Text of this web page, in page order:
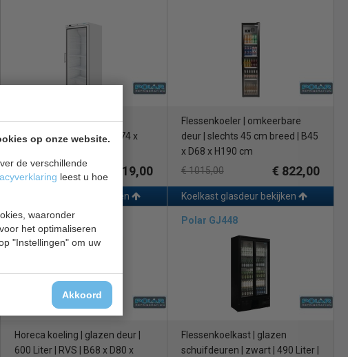
op onze website.
de verschillende
leest u hoe
waaronder
het optimaliseren
"Instellingen" om uw
Akkoord
Koelkast glasdeur | wit |
energieklasse A| B78 x D74 x
€ 1050,00
€ 819,00
Koelkast glasdeur bekijken
Flessenkoeler | omkeerbare
deur | slechts 45 cm breed | B45
x D68 x H190 cm
€ 1015,00
€ 822,00
Koelkast glasdeur bekijken
Polar CW197
Horeca koeling | glazen deur |
600 Liter | RVS | B68 x D80 x
Polar GJ448
Flessenkoelkast | glazen
schuifdeuren | zwart | 490 Liter |